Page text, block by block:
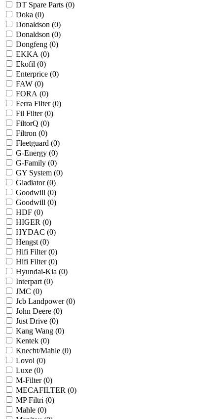
DT Spare Parts (0)
Doka (0)
Donaldson (0)
Donaldson (0)
Dongfeng (0)
EKKA (0)
Ekofil (0)
Enterprice (0)
FAW (0)
FORA (0)
Ferra Filter (0)
Fil Filter (0)
FiltorQ (0)
Filtron (0)
Fleetguard (0)
G-Energy (0)
G-Family (0)
GY System (0)
Gladiator (0)
Goodwill (0)
Goodwill (0)
HDF (0)
HIGER (0)
HYDAC (0)
Hengst (0)
Hifi Filter (0)
Hifi Filter (0)
Hyundai-Kia (0)
Interpart (0)
JMC (0)
Jcb Landpower (0)
John Deere (0)
Just Drive (0)
Kang Wang (0)
Kentek (0)
Knecht/Mahle (0)
Lovol (0)
Luxe (0)
M-Filter (0)
MECAFILTER (0)
MP Filtri (0)
Mahle (0)